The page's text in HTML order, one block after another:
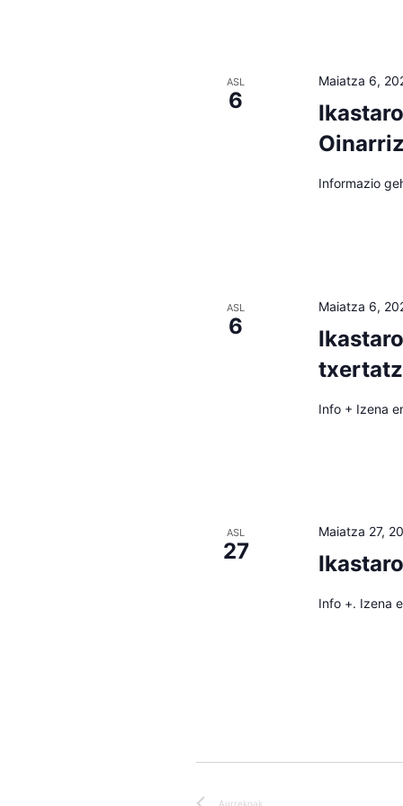
ASL
6
Maiatza 6,
Informazio
ASL
6
Maiatza 6,
Info + Izena
ASL
27
Maiatza 27,
Info +. Izena
Aurrekoak